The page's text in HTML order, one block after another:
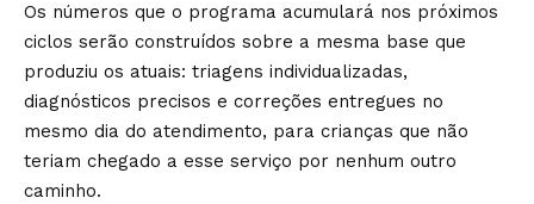
Os números que o programa acumulará nos próximos
ciclos serão construídos sobre a mesma base que
produziu os atuais: triagens individualizadas,
diagnósticos precisos e correções entregues no
mesmo dia do atendimento, para crianças que não
teriam chegado a esse serviço por nenhum outro
caminho.